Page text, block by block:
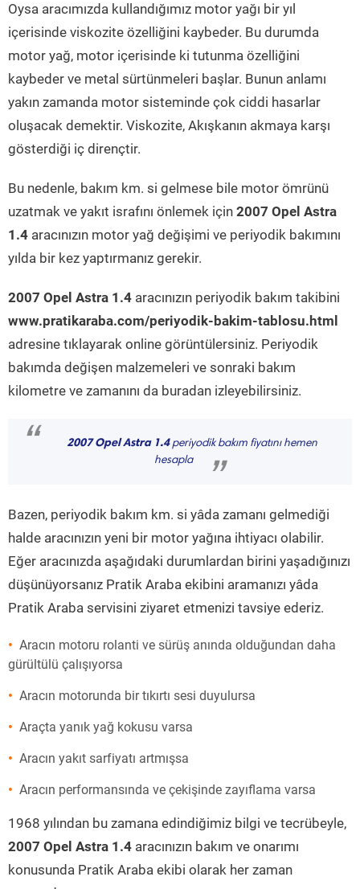
Oysa aracımızda kullandığımız motor yağı bir yıl
içerisinde viskozite özelliğini kaybeder. Bu durumda
motor yağ, motor içerisinde ki tutunma özelliğini
kaybeder ve metal sürtünmeleri başlar. Bunun anlamı
yakın zamanda motor sisteminde çok ciddi hasarlar
oluşacak demektir. Viskozite, Akışkanın akmaya karşı
gösterdiği iç dirençtir.
Bu nedenle, bakım km. si gelmese bile motor ömrünü
uzatmak ve yakıt israfını önlemek için 2007 Opel Astra
1.4 aracınızın motor yağ değişimi ve periyodik bakımını
yılda bir kez yaptırmanız gerekir.
2007 Opel Astra 1.4 aracınızın periyodik bakım takibini
www.pratikaraba.com/periyodik-bakim-tablosu.html
adresine tıklayarak online görüntülersiniz. Periyodik
bakımda değişen malzemeleri ve sonraki bakım
kilometre ve zamanını da buradan izleyebilirsiniz.
“ 2007 Opel Astra 1.4periyodik bakım fiyatını hemen
hesapla
”
Bazen, periyodik bakım km. si yâda zamanı gelmediği
halde aracınızın yeni bir motor yağına ihtiyacı olabilir.
Eğer aracınızda aşağıdaki durumlardan birini yaşadığınızı
düşünüyorsanız Pratik Araba ekibini aramanızı yâda
Pratik Araba servisini ziyaret etmenizi tavsiye ederiz.
Aracın motoru rolanti ve sürüş anında olduğundan daha
gürültülü çalışıyorsa
Aracın motorunda bir tıkırtı sesi duyulursa
Araçta yanık yağ kokusu varsa
Aracın yakıt sarfiyatı artmışsa
Aracın performansında ve çekişinde zayıflama varsa
1968 yılından bu zamana edindiğimiz bilgi ve tecrübeyle,
2007 Opel Astra 1.4 aracınızın bakım ve onarımı
konusunda Pratik Araba ekibi olarak her zaman